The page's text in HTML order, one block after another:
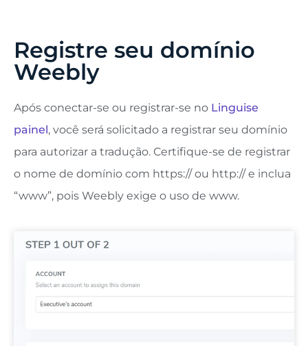
Registre seu domínio
Weebly
Após conectar-se ou registrar-se no Linguise
painel , você será solicitado a registrar seu domínio
para autorizar a tradução. Certifique-se de registrar
o nome de domínio com https:// ou http:// e inclua
“www”, pois Weebly exige o uso de www.